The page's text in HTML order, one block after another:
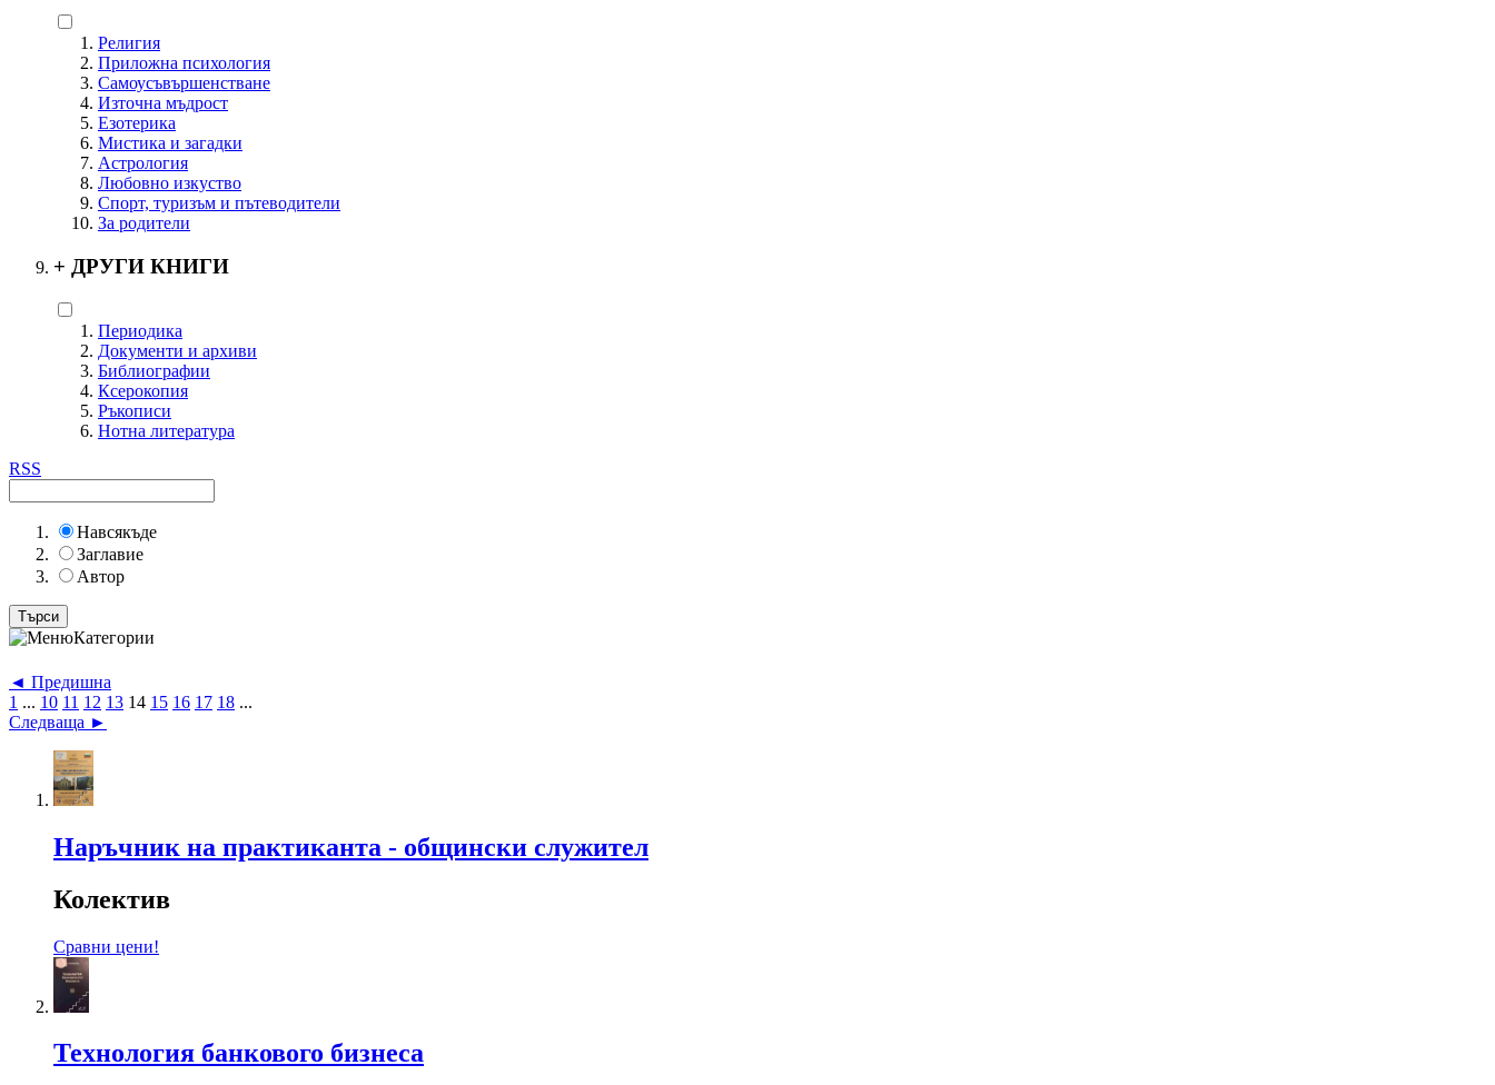
Религия
Приложна психология
Самоусъвършенстване
Източна мъдрост
Езотерика
Мистика и загадки
Астрология
Любовно изкуство
Спорт, туризъм и пътеводители
За родители
+ ДРУГИ КНИГИ
Периодика
Документи и архиви
Библиографии
Ксерокопия
Ръкописи
Нотна литература
RSS
Навсякъде
Заглавие
Автор
Категории
◄ Предишна
1 ... 10 11 12 13 14 15 16 17 18 ...
Следваща ►
Наръчник на практиканта - общински служител
Колектив
Сравни цени!
Технология банкового бизнеса